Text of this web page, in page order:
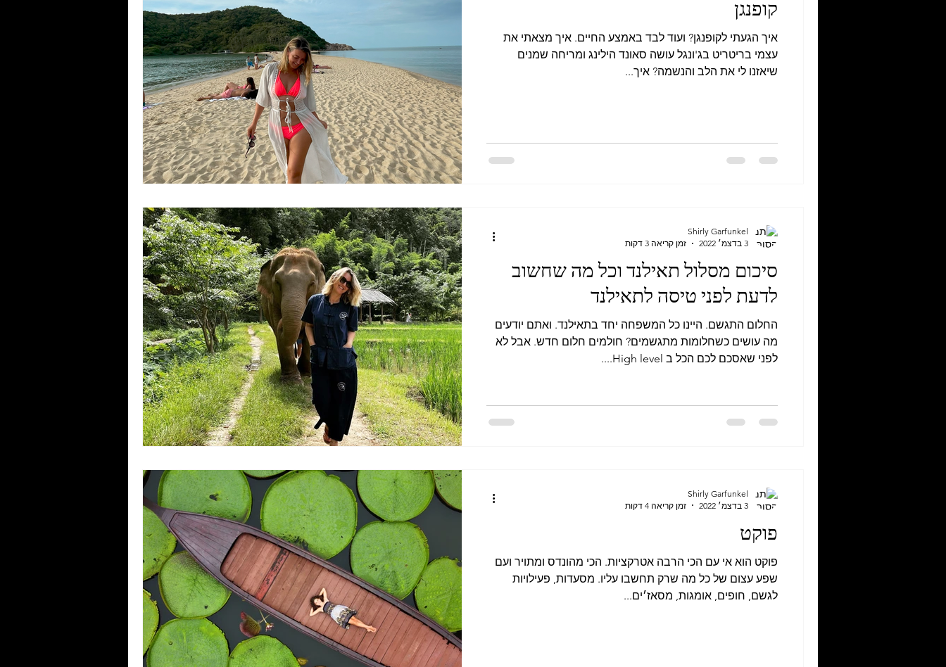
קופנגן
איך הגעתי לקופנגן? ועוד לבד באמצע החיים. איך מצאתי את
עצמי בריטריט בג'ונגל עושה סאונד הילינג ומריחה שמנים
שיאזנו לי את הלב והנשמה? איך...
סיכום מסלול תאילנד וכל מה שחשוב
לדעת לפני טיסה לתאילנד
החלום התגשם. היינו כל המשפחה יחד בתאילנד. ואתם יודעים
מה עושים כשחלומות מתגשמים? חולמים חלום חדש. אבל לא
לפני שאסכם לכם הכל ב High level....
Shirly Garfunkel
3 בדצמ׳ 2022
זמן קריאה 3 דקות
פוקט
פוקט הוא אי עם הכי הרבה אטרקציות. הכי מהונדס ומתויר ועם
שפע עצום של כל מה שרק תחשבו עליו. מסעדות, פעילויות
לגשם, חופים, אומגות, מסאז׳ים...
Shirly Garfunkel
3 בדצמ׳ 2022
זמן קריאה 4 דקות